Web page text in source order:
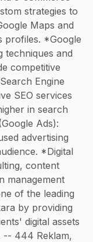
strategies to
Maps and
profiles. *Google
techniques and
competitive
Engine
SEO services
in search
Ads):
advertising
*Digital
content
management
of the leading
by providing
digital assets
-- 444 Reklam,